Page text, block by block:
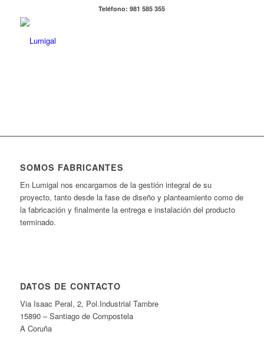
Teléfono: 981 585 355
SOMOS FABRICANTES
En Lumigal nos encargamos de la gestión integral de su
proyecto, tanto desde la fase de diseño y planteamiento como de
la fabricación y finalmente la entrega e instalación del producto
terminado.
DATOS DE CONTACTO
Via Isaac Peral, 2, Pol.Industrial Tambre
15890 – Santiago de Compostela
A Coruña